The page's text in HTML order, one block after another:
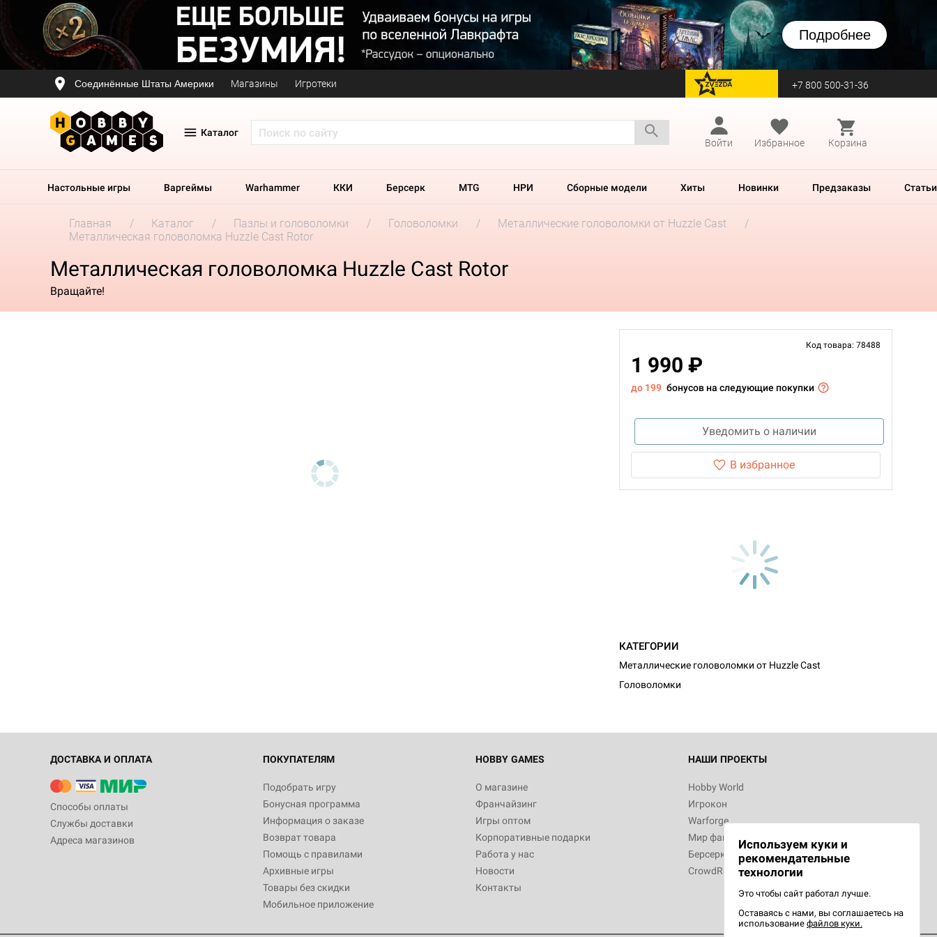
Подробнее
Соединённые Штаты Америки Магазины Игротеки перейти на Zvezda +7 800 500-31-36
Каталог
Войти
Избранное Корзина
Настольные игры Варгеймы Warhammer ККИ Берсерк MTG НРИ Сборные модели Хиты Новинки Предзаказы Статьи
Главная Каталог Пазлы и головоломки Головоломки
Металлические головоломки от Huzzle Cast
Металлическая головоломка Huzzle Cast Rotor
Металлическая головоломка Huzzle Cast Rotor
Вращайте!
Код товара: 78488
1 990 ₽
до 199 бонусов на следующие покупки
Уведомить о наличии
В избранное
КАТЕГОРИИ
Металлические головоломки от Huzzle Cast
Головоломки
ДОСТАВКА И ОПЛАТА
Способы оплаты
Службы доставки
Адреса магазинов
ПОКУПАТЕЛЯМ
Подобрать игру
Бонусная программа
Информация о заказе
Возврат товара
Помощь с правилами
Архивные игры
Товары без скидки
Мобильное приложение
HOBBY GAMES
О магазине
Франчайзинг
Игры оптом
Корпоративные подарки
Работа у нас
Новости
Контакты
НАШИ ПРОЕКТЫ
Hobby World
Игрокон
Warforge
Мир фантастики
Берсерк
CrowdRepublic
Используем куки и
рекомендательные
технологии
Это чтобы сайт работал лучше.
Оставаясь с нами, вы соглашаетесь на
использование файлов куки.